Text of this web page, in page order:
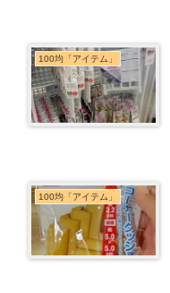
100均「アイテム」
100均「アイテム」